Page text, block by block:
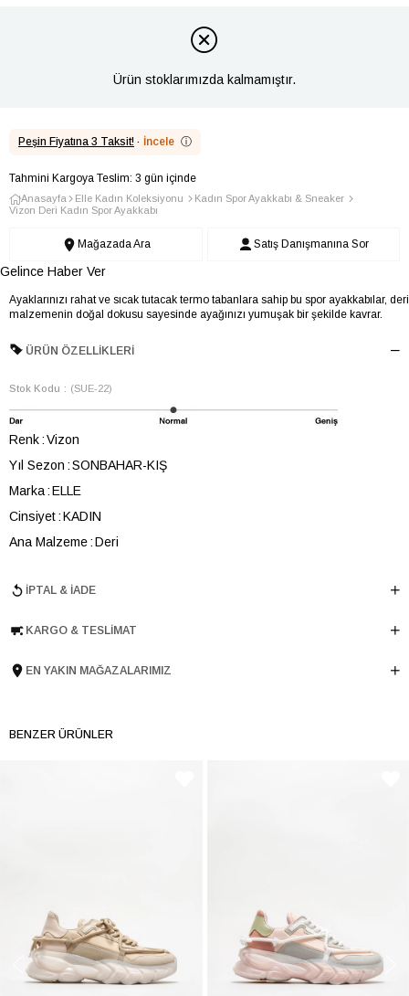
Ürün stoklarımızda kalmamıştır.
Peşin Fiyatına 3 Taksit! · İncele ⓘ
Tahmini Kargoya Teslim: 3 gün içinde
Anasayfa Elle Kadın Koleksiyonu
Kadın Spor Ayakkabı & Sneaker
Vizon Deri Kadın Spor Ayakkabı
Mağazada Ara Satış Danışmanına Sor
Gelince Haber Ver
Ayaklarınızı rahat ve sıcak tutacak termo tabanlara sahip bu spor ayakkabılar, deri
malzemenin doğal dokusu sayesinde ayağınızı yumuşak bir şekilde kavrar.
ÜRÜN ÖZELLIKLERI
Stok Kodu (SUE-22)
Renk Vizon
Yıl Sezon SONBAHAR-KIŞ
Marka ELLE
Cinsiyet KADIN
Ana Malzeme Deri
Topuk Boyu 3.5 cm
Tema Minimal
İPTAL & İADE
KARGO & TESLIMAT
EN YAKIN MAĞAZALARIMIZ
BENZER ÜRÜNLER